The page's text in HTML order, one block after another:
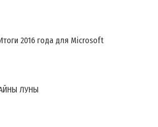
2016 года для Microsoft
ЛУНЫ